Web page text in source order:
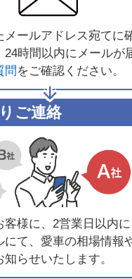
メールアドレス宛てに
24時間以内にメールが
問 をご確認ください。
ご連絡
客様に、2営業日以内
にて、愛車の相場情報
らせいたします。